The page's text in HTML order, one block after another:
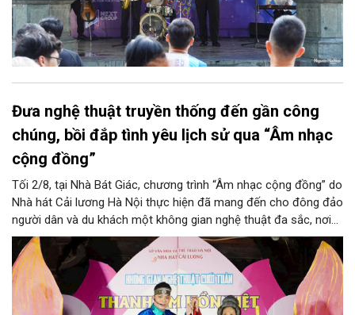
Đưa nghệ thuật truyền thống đến gần công
chúng, bồi đắp tình yêu lịch sử qua “Âm nhạc
cộng đồng”
Tối 2/8, tại Nhà Bát Giác, chương trình “Âm nhạc cộng đồng” do
Nhà hát Cải lương Hà Nội thực hiện đã mang đến cho đông đảo
người dân và du khách một không gian nghệ thuật đa sắc, nơi
những làn điệu cải lương, ca cổ, tân cổ và các tiết mục múa
hòa quyện trong không gian của phố đi bộ hồ Hoàn Kiếm. Đặc
biệt, chương trình có sự giao lưu của các nghệ sĩ đến từ
phương Nam, góp phần tạo nên cuộc gặp gỡ nghệ thuật giàu
cảm xúc.